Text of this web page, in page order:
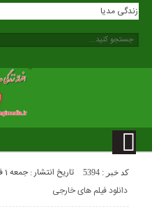
افسانه زندگی مدیا
کد خبر : 5394 تاریخ انتشار : جمعه 1 فروردین 1404 - 12:41
دانلود فیلم های خارجی